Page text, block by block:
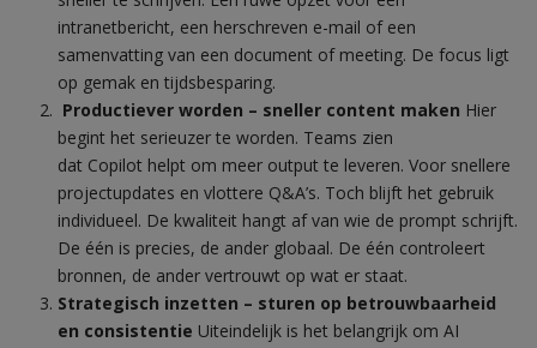
intranetbericht, een herschreven e-mail of een
samenvatting van een document of meeting. De focus ligt
op gemak en tijdsbesparing.
Productiever worden – sneller content maken Hier
begint het serieuzer te worden. Teams zien
dat Copilot helpt om meer output te leveren. Voor snellere
projectupdates en vlottere Q&A’s. Toch blijft het gebruik
individueel. De kwaliteit hangt af van wie de prompt schrijft.
De één is precies, de ander globaal. De één controleert
bronnen, de ander vertrouwt op wat er staat.
Strategisch inzetten – sturen op betrouwbaarheid
en consistentie Uiteindelijk is het belangrijk om AI